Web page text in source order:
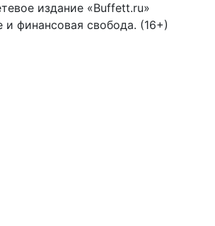
издание «Buffett.ru»
и финансовая свобода. (16+)